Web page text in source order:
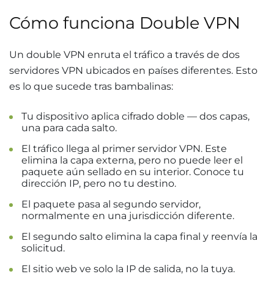
Cómo funciona Double VPN
Un double VPN enruta el tráfico a través de dos
servidores VPN ubicados en países diferentes. Esto
es lo que sucede tras bambalinas:
Tu dispositivo aplica cifrado doble — dos capas,
una para cada salto.
El tráfico llega al primer servidor VPN. Este
elimina la capa externa, pero no puede leer el
paquete aún sellado en su interior. Conoce tu
dirección IP, pero no tu destino.
El paquete pasa al segundo servidor,
normalmente en una jurisdicción diferente.
El segundo salto elimina la capa final y reenvía la
solicitud.
El sitio web ve solo la IP de salida, no la tuya.